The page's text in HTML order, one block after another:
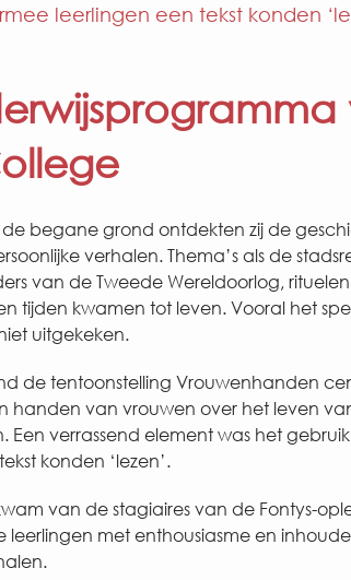
leerlingen een tekst konden
begane grond ontdekten zij de
verhalen. Thema’s als de
van de Tweede Wereldoorlog,
tijden kwamen tot leven. Vooral het
uitgekeken.
de tentoonstelling Vrouwenhanden
handen van vrouwen over het leven
Een verrassend element was het
konden ‘lezen’.
van de stagiaires van de Fontys-
leerlingen met enthousiasme en